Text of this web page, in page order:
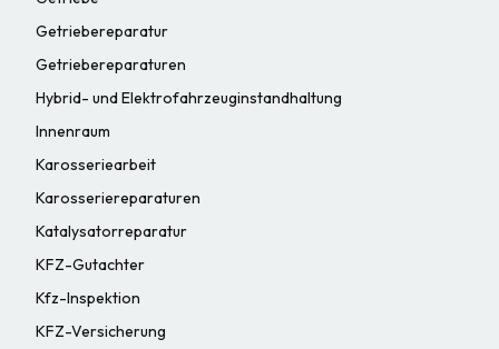
Getriebereparatur
Getriebereparaturen
Hybrid- und Elektrofahrzeuginstandhaltung
Innenraum
Karosseriearbeit
Karosseriereparaturen
Katalysatorreparatur
KFZ-Gutachter
Kfz-Inspektion
KFZ-Versicherung